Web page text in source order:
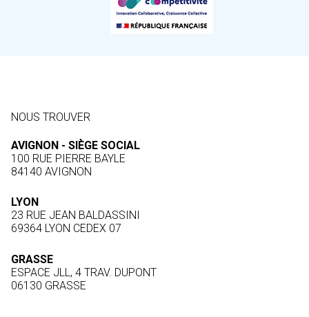
NOUS TROUVER
AVIGNON - SIÈGE SOCIAL
100 RUE PIERRE BAYLE
84140 AVIGNON
LYON
23 RUE JEAN BALDASSINI
69364 LYON CEDEX 07
GRASSE
ESPACE JLL, 4 TRAV. DUPONT
06130 GRASSE